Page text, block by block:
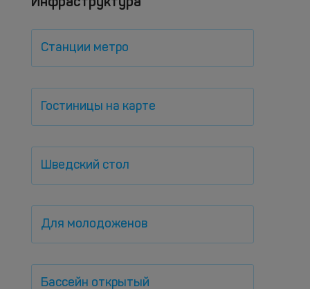
Станции метро
Гостиницы на карте
Шведский стол
Для молодоженов
Бассейн открытый